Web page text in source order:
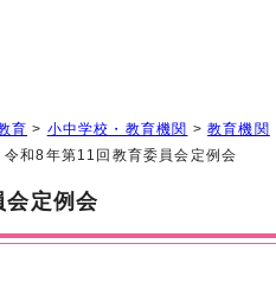
育 > 小中学校・教育機関 >教育機関
令和8年第11回教育委員会定例会
会定例会